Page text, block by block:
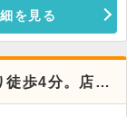
を見る
徒歩4分。店